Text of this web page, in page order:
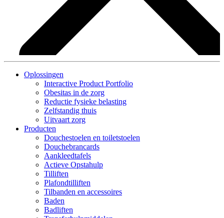
Oplossingen
Interactive Product Portfolio
Obesitas in de zorg
Reductie fysieke belasting
Zelfstandig thuis
Uitvaart zorg
Producten
Douchestoelen en toiletstoelen
Douchebrancards
Aankleedtafels
Actieve Opstahulp
Tilliften
Plafondtilliften
Tilbanden en accessoires
Baden
Badliften